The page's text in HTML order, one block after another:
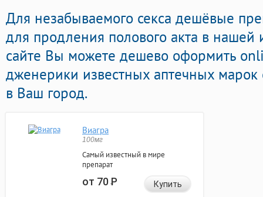
Для незабываемого секса дешёвые
для продления полового акта в нашей
сайте Вы можете дешево оформить
дженерики известных аптечных марок
в Ваш город.
Виагра
100мг
Самый известный в мире
препарат
от 70Р Купить